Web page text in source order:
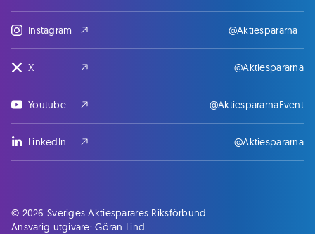
Instagram @Aktiespararna_
X @Aktiespararna
Youtube @AktiespararnaEvent
LinkedIn @Aktiespararna
© 2026 Sveriges Aktiesparares Riksförbund
Ansvarig utgivare: Göran Lind